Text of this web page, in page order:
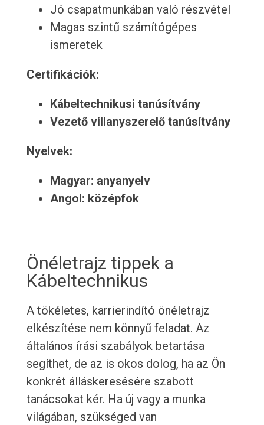
Jó csapatmunkában való részvétel
Magas szintű számítógépes
ismeretek
Certifikációk:
Kábeltechnikusi tanúsítvány
Vezető villanyszerelő tanúsítvány
Nyelvek:
Magyar: anyanyelv
Angol: középfok
Önéletrajz tippek a
Kábeltechnikus
A tökéletes, karrierindító önéletrajz
elkészítése nem könnyű feladat. Az
általános írási szabályok betartása
segíthet, de az is okos dolog, ha az Ön
konkrét álláskeresésére szabott
tanácsokat kér. Ha új vagy a munka
világában, szükséged van